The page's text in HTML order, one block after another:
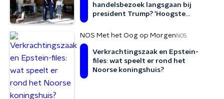
handelsbezoek langsgaan bij
president Trump? 'Hoogste
kunnen inzetten'
NOS Met het Oog op Morgen NOS
Verkrachtingszaak en Epstein-
files: wat speelt er rond het
Noorse koningshuis?